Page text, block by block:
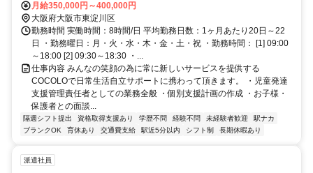
歩約8分、阪急千里線 下新庄西出口徒歩約10分
月給350,000円～400,000円
大阪府大阪市東淀川区
勤務時間 実働時間：8時間/日 平均勤務日数：1ヶ月あたり20日～22
日 ・勤務曜日：月・火・水・木・金・土・祝 ・勤務時間： [1] 09:00
～18:00 [2] 09:30～18:30 ・...
仕事内容 みんなの笑顔の為に常に新しいサービスを提供する
COCOLOで日常生活自立サポートに携わって頂きます。 ・児童発達
支援管理責任者としての業務全般 ・個別支援計画の作成 ・お子様・
保護者との面談...
隔週シフト提出 資格取得支援あり 学歴不問 経験不問 未経験者歓迎
駅ナカ
ブランクOK
育休あり 交通費支給 駅近5分以内 シフト制 長期休暇あり
派遣社員